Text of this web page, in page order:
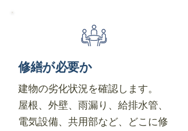
修繕が必要か
建物の劣化状況を確認します。
屋根、外壁、雨漏り、給排水管、
電気設備、共用部など、どこに修